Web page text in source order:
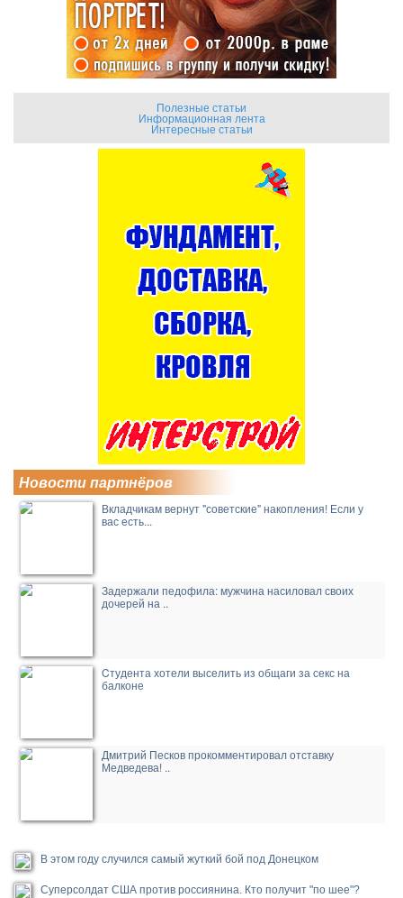
Полезные статьи
Информационная лента
Интересные статьи
Новости партнёров
Вкладчикам вернут "советские" накопления! Если у
вас есть...
Задержали педофила: мужчина насиловал своих
дочерей на ..
Cтудента хотели выселить из общаги за секс на
балконе
Дмитрий Песков прокомментировал отставку
Медведева! ..
В этом году случился самый жуткий бой под Донецком
Суперсолдат США против россиянина. Кто получит "по шее"?